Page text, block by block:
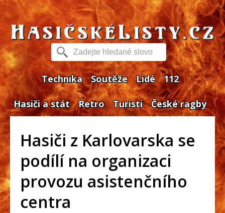
Technika Soutěže Lidé 112
Hasiči a stát Retro Turisti České ragby
Hasiči z Karlovarska se
podílí na organizaci
provozu asistenčního
centra